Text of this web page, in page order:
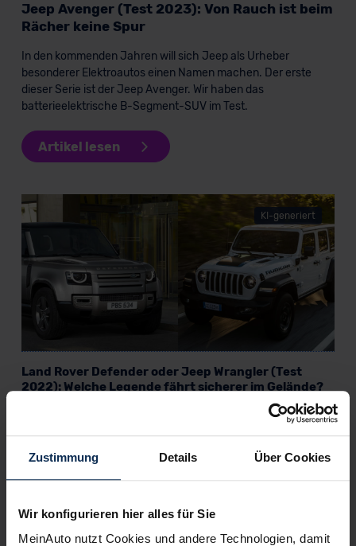
Zustimmung Details Über Cookies
Wir konfigurieren hier alles für Sie
MeinAuto nutzt Cookies und andere Technologien, damit
Jeep Avenger (Test 2023): Von Rauch ist beim
Rächer keine Spur
In den kommenden Jahren will sich Jeep als Urheber
besonderer Elektroautos einen Namen machen. Der erste
dieser Serie ist der Jeep Avenger. Wir haben das
batterieelektrische B-Segment-SUV im Test.
Artikel lesen
KI-generiert
Land Rover Defender oder Jeep Wrangler (Test
2022): Welche Legende fährt sicherer im Gelände?
KI-generiert